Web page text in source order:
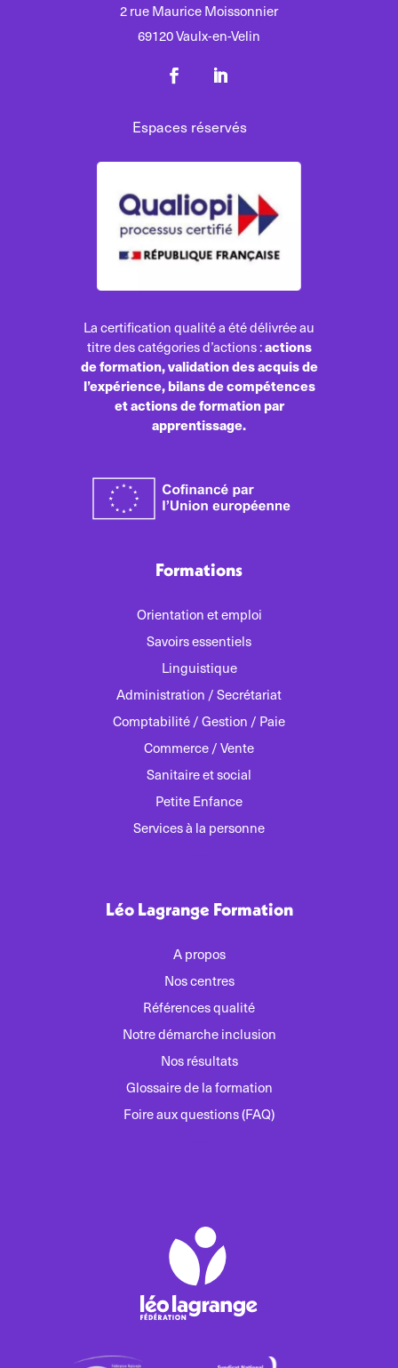
La certification qualité a été délivrée au
titre des catégories d’actions :actions
de formation, validation des acquis de
l’expérience, bilans de compétences
et actions de formation par
apprentissage.
Formations
Orientation et emploi
Savoirs essentiels
Linguistique
Administration / Secrétariat
Comptabilité / Gestion / Paie
Commerce / Vente
Sanitaire et social
Petite Enfance
Services à la personne
Léo Lagrange Formation
A propos
Nos centres
Références qualité
Notre démarche inclusion
Nos résultats
Glossaire de la formation
Foire aux questions (FAQ)
2 rue Maurice Moissonnier
69120 Vaulx-en-Velin
Espaces réservés